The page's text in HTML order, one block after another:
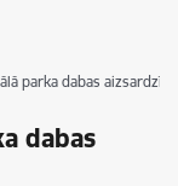
parka dabas
dabas